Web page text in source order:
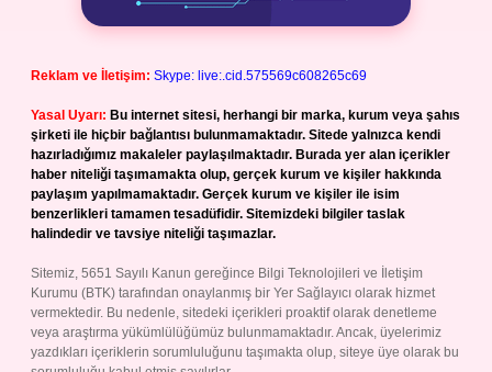
Reklam ve İletişim: Skype: live:.cid.575569c608265c69
Yasal Uyarı: Bu internet sitesi, herhangi bir marka, kurum veya şahıs
şirketi ile hiçbir bağlantısı bulunmamaktadır. Sitede yalnızca kendi
hazırladığımız makaleler paylaşılmaktadır. Burada yer alan içerikler
haber niteliği taşımamakta olup, gerçek kurum ve kişiler hakkında
paylaşım yapılmamaktadır. Gerçek kurum ve kişiler ile isim
benzerlikleri tamamen tesadüfidir. Sitemizdeki bilgiler taslak
halindedir ve tavsiye niteliği taşımazlar.
Sitemiz, 5651 Sayılı Kanun gereğince Bilgi Teknolojileri ve İletişim
Kurumu (BTK) tarafından onaylanmış bir Yer Sağlayıcı olarak hizmet
vermektedir. Bu nedenle, sitedeki içerikleri proaktif olarak denetleme
veya araştırma yükümlülüğümüz bulunmamaktadır. Ancak, üyelerimiz
yazdıkları içeriklerin sorumluluğunu taşımakta olup, siteye üye olarak bu